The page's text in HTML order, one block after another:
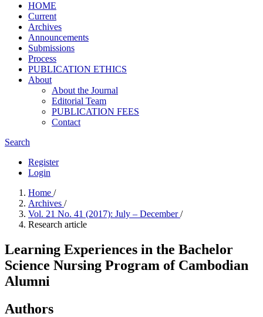
HOME
Current
Archives
Announcements
Submissions
Process
PUBLICATION​ ETHICS
About
About the Journal
Editorial Team
PUBLICATION FEES
Contact
Search
Register
Login
Home /
Archives /
Vol. 21 No. 41 (2017): July – December/
Research article
Learning Experiences in the Bachelor
Science Nursing Program of Cambodian
Alumni
Authors